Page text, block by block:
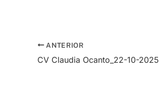
ANTERIOR
CV Claudia Ocanto_22-10-2025